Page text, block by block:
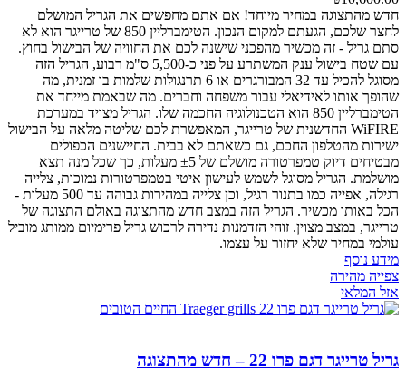
חדש מהתצוגה במחיר מיוחד! אם אתם מחפשים את הגריל המושלם
לחצר שלכם, הגעתם למקום הנכון. הטימברליין 850 של טרייגר הוא לא
סתם גריל - זה מכשיר מהפכני שישנה לכם את החוויה של הבישול בחוץ.
עם שטח בישול ענק המשתרע על פני כ-5,500 ס"מ רבוע, הגריל הזה
מסוגל להכיל עד 32 המבורגרים או 6 תרנגולות שלמות בו זמנית, מה
שהופך אותו לאידיאלי עבור משפחה וחברים. מה שבאמת מייחד את
הטימברליין 850 הוא הטכנולוגיה החכמה שלו. הגריל מצויד במערכת
WiFIRE החדשנית של טרייגר, המאפשרת לכם שליטה מלאה על הבישול
ישירות מהטלפון החכם, גם כשאתם לא בבית. החיישנים הכפולים
מבטיחים דיוק טמפרטורה מושלם של ±5 מעלות, כך שכל מנה תצא
מושלמת. הגריל מסוגל לשמש לעישון איטי בטמפרטורות נמוכות, צלייה
רגילה, אפייה כמו בתנור רגיל, וכן צלייה במהירות גבוהה עד 500 מעלות -
הכל באותו מכשיר. הגריל הזה במצב חדש מהתצוגה באולם התצוגה של
טרייגר, במצב מצוין. זוהי הזדמנות נדירה לרכוש גריל פרימיום ממותג מוביל
עולמי במחיר שלא יחזור על עצמו.
מידע נוסף
צפייה מהירה
אזל המלאי
גריל טרייגר דגם פרו 22 – חדש מהתצוגה